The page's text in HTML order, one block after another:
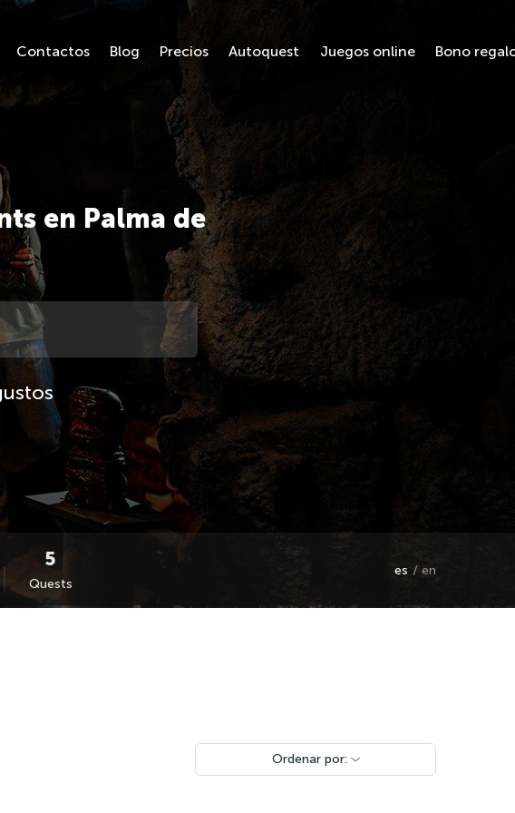
Contactos Blog Precios Autoquest Juegos online Bono
en Palma de
Quests
es en
Ordenar por: